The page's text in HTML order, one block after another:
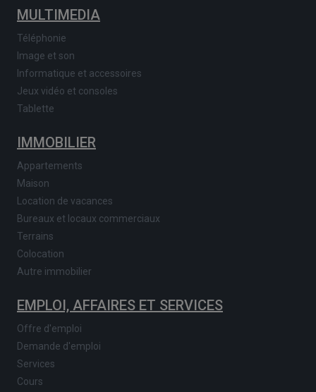
MULTIMEDIA
Téléphonie
Image et son
Informatique et accessoires
Jeux vidéo et consoles
Tablette
IMMOBILIER
Appartements
Maison
Location de vacances
Bureaux et locaux commerciaux
Terrains
Colocation
Autre immobilier
EMPLOI, AFFAIRES ET SERVICES
Offre d'emploi
Demande d'emploi
Services
Cours